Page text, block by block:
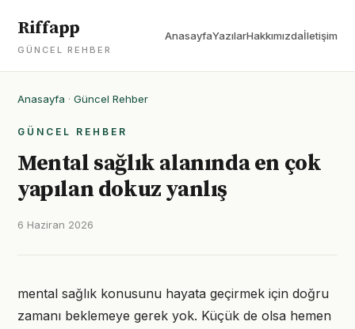
Riffapp
GÜNCEL REHBER
AnasayfaYazılarHakkımızdaİletişim
Anasayfa · Güncel Rehber
GÜNCEL REHBER
Mental sağlık alanında en çok
yapılan dokuz yanlış
6 Haziran 2026
mental sağlık konusunu hayata geçirmek için doğru
zamanı beklemeye gerek yok. Küçük de olsa hemen